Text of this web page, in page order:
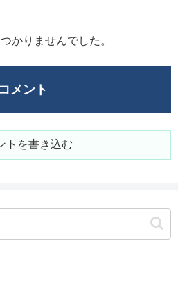
かりませんでした。
コメント
トを書き込む